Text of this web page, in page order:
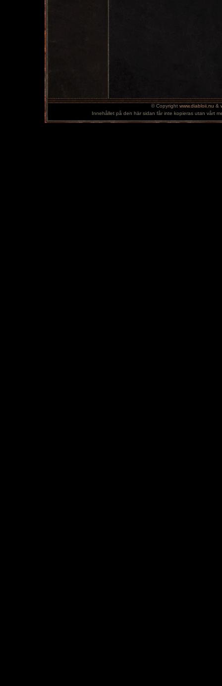
© Copyright www.diabloii.nu &
Innehållet på den här sidan får inte kopieras utan vårt